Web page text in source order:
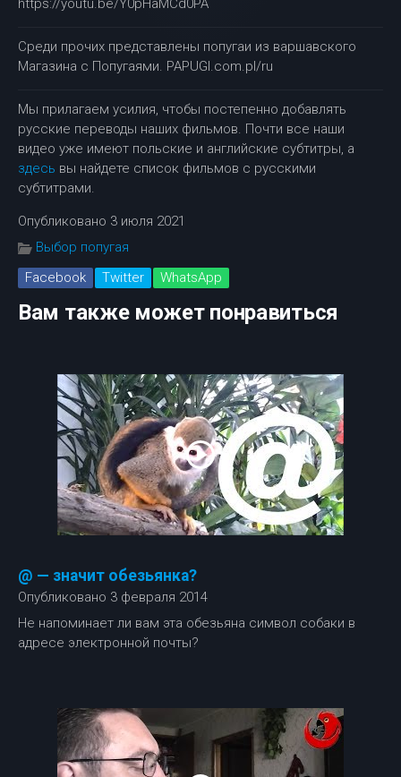
Среди прочих представлены попугаи из варшавского
Магазина с Попугаями. PAPUGI.com.pl/ru
Мы прилагаем усилия, чтобы постепенно добавлять
русские переводы наших фильмов. Почти все наши
видео уже имеют польские и английские субтитры, а
здесь вы найдете список фильмов с русскими
субтитрами.
Опубликовано 3 июля 2021
Выбор попугая
Facebook
Twitter WhatsApp
Вам также может понравиться
@ — значит обезьянка?
Опубликовано 3 февраля 2014
Не напоминает ли вам эта обезьяна символ собаки в
адресе электронной почты?